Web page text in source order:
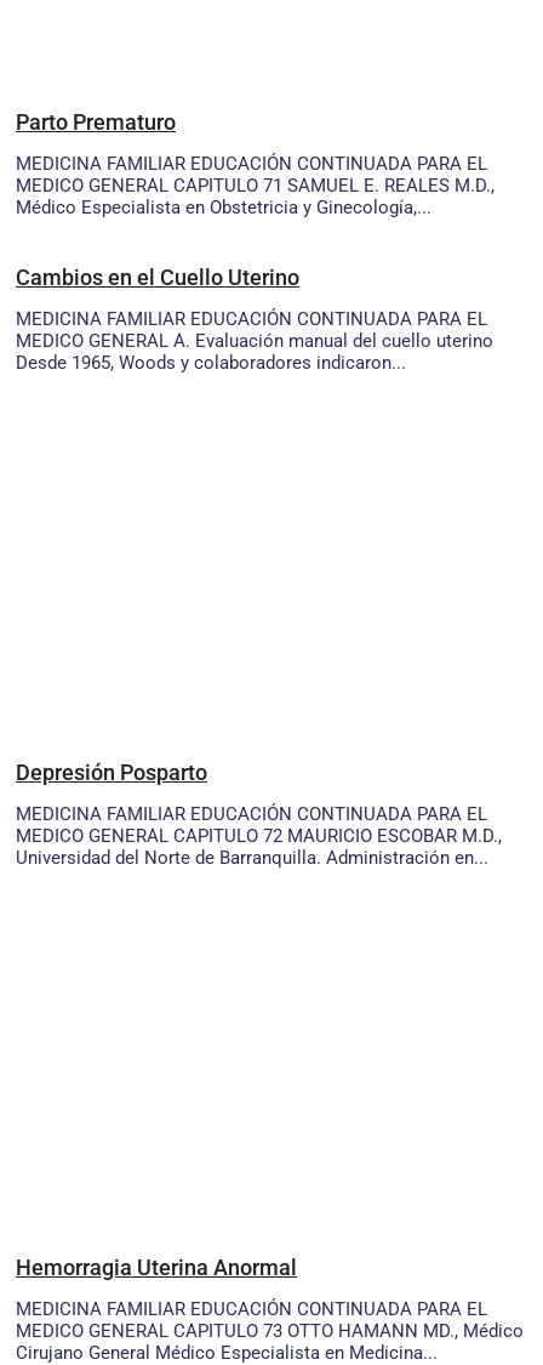
Parto Prematuro
MEDICINA FAMILIAR EDUCACIÓN CONTINUADA PARA EL
MEDICO GENERAL CAPITULO 71 SAMUEL E. REALES M.D.,
Médico Especialista en Obstetricia y Ginecología,...
Cambios en el Cuello Uterino
MEDICINA FAMILIAR EDUCACIÓN CONTINUADA PARA EL
MEDICO GENERAL A. Evaluación manual del cuello uterino
Desde 1965, Woods y colaboradores indicaron...
Depresión Posparto
MEDICINA FAMILIAR EDUCACIÓN CONTINUADA PARA EL
MEDICO GENERAL CAPITULO 72 MAURICIO ESCOBAR M.D.,
Universidad del Norte de Barranquilla. Administración en...
Hemorragia Uterina Anormal
MEDICINA FAMILIAR EDUCACIÓN CONTINUADA PARA EL
MEDICO GENERAL CAPITULO 73 OTTO HAMANN MD., Médico
Cirujano General Médico Especialista en Medicina...